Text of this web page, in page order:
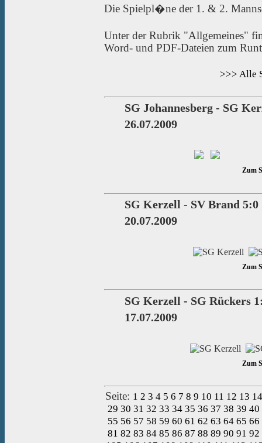
Die Spielpl�ne der 1. & 2.
Unter der Rubrik "Allgemeines"
Word- und PDF-Dateien zum
>>> Alle
SG Johannesberg - SG
26.07.2009
Zum
SG Kerzell - SV Brand 5:0
20.07.2009
Zum
SG Kerzell - SG Rückers
17.07.2009
Zum
Seite: 1 2 3 4 5 6 7 8 9 10 11 12 13
29 30 31 32 33 34 35 36 37 38 39 40
55 56 57 58 59 60 61 62 63 64 65 66
81 82 83 84 85 86 87 88 89 90 91 92